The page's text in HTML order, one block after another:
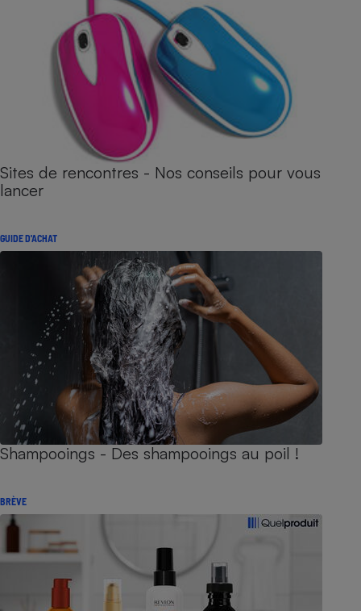
Sites de rencontres - Nos conseils pour vous
lancer
GUIDE D'ACHAT
Shampooings - Des shampooings au poil !
BRÈVE